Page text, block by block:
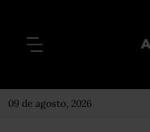
09 de agosto, 2026